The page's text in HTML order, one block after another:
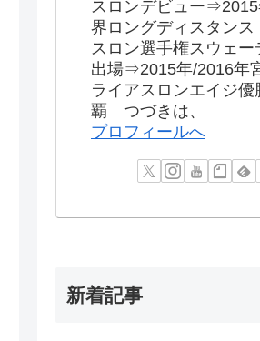
スロンデビュー
界ロングディスタンス
スロン選手権スウェー
出場⇒2015年/2016年
ライアスロンエイジ優
覇 つづきは、
プロフィールへ
新着記事